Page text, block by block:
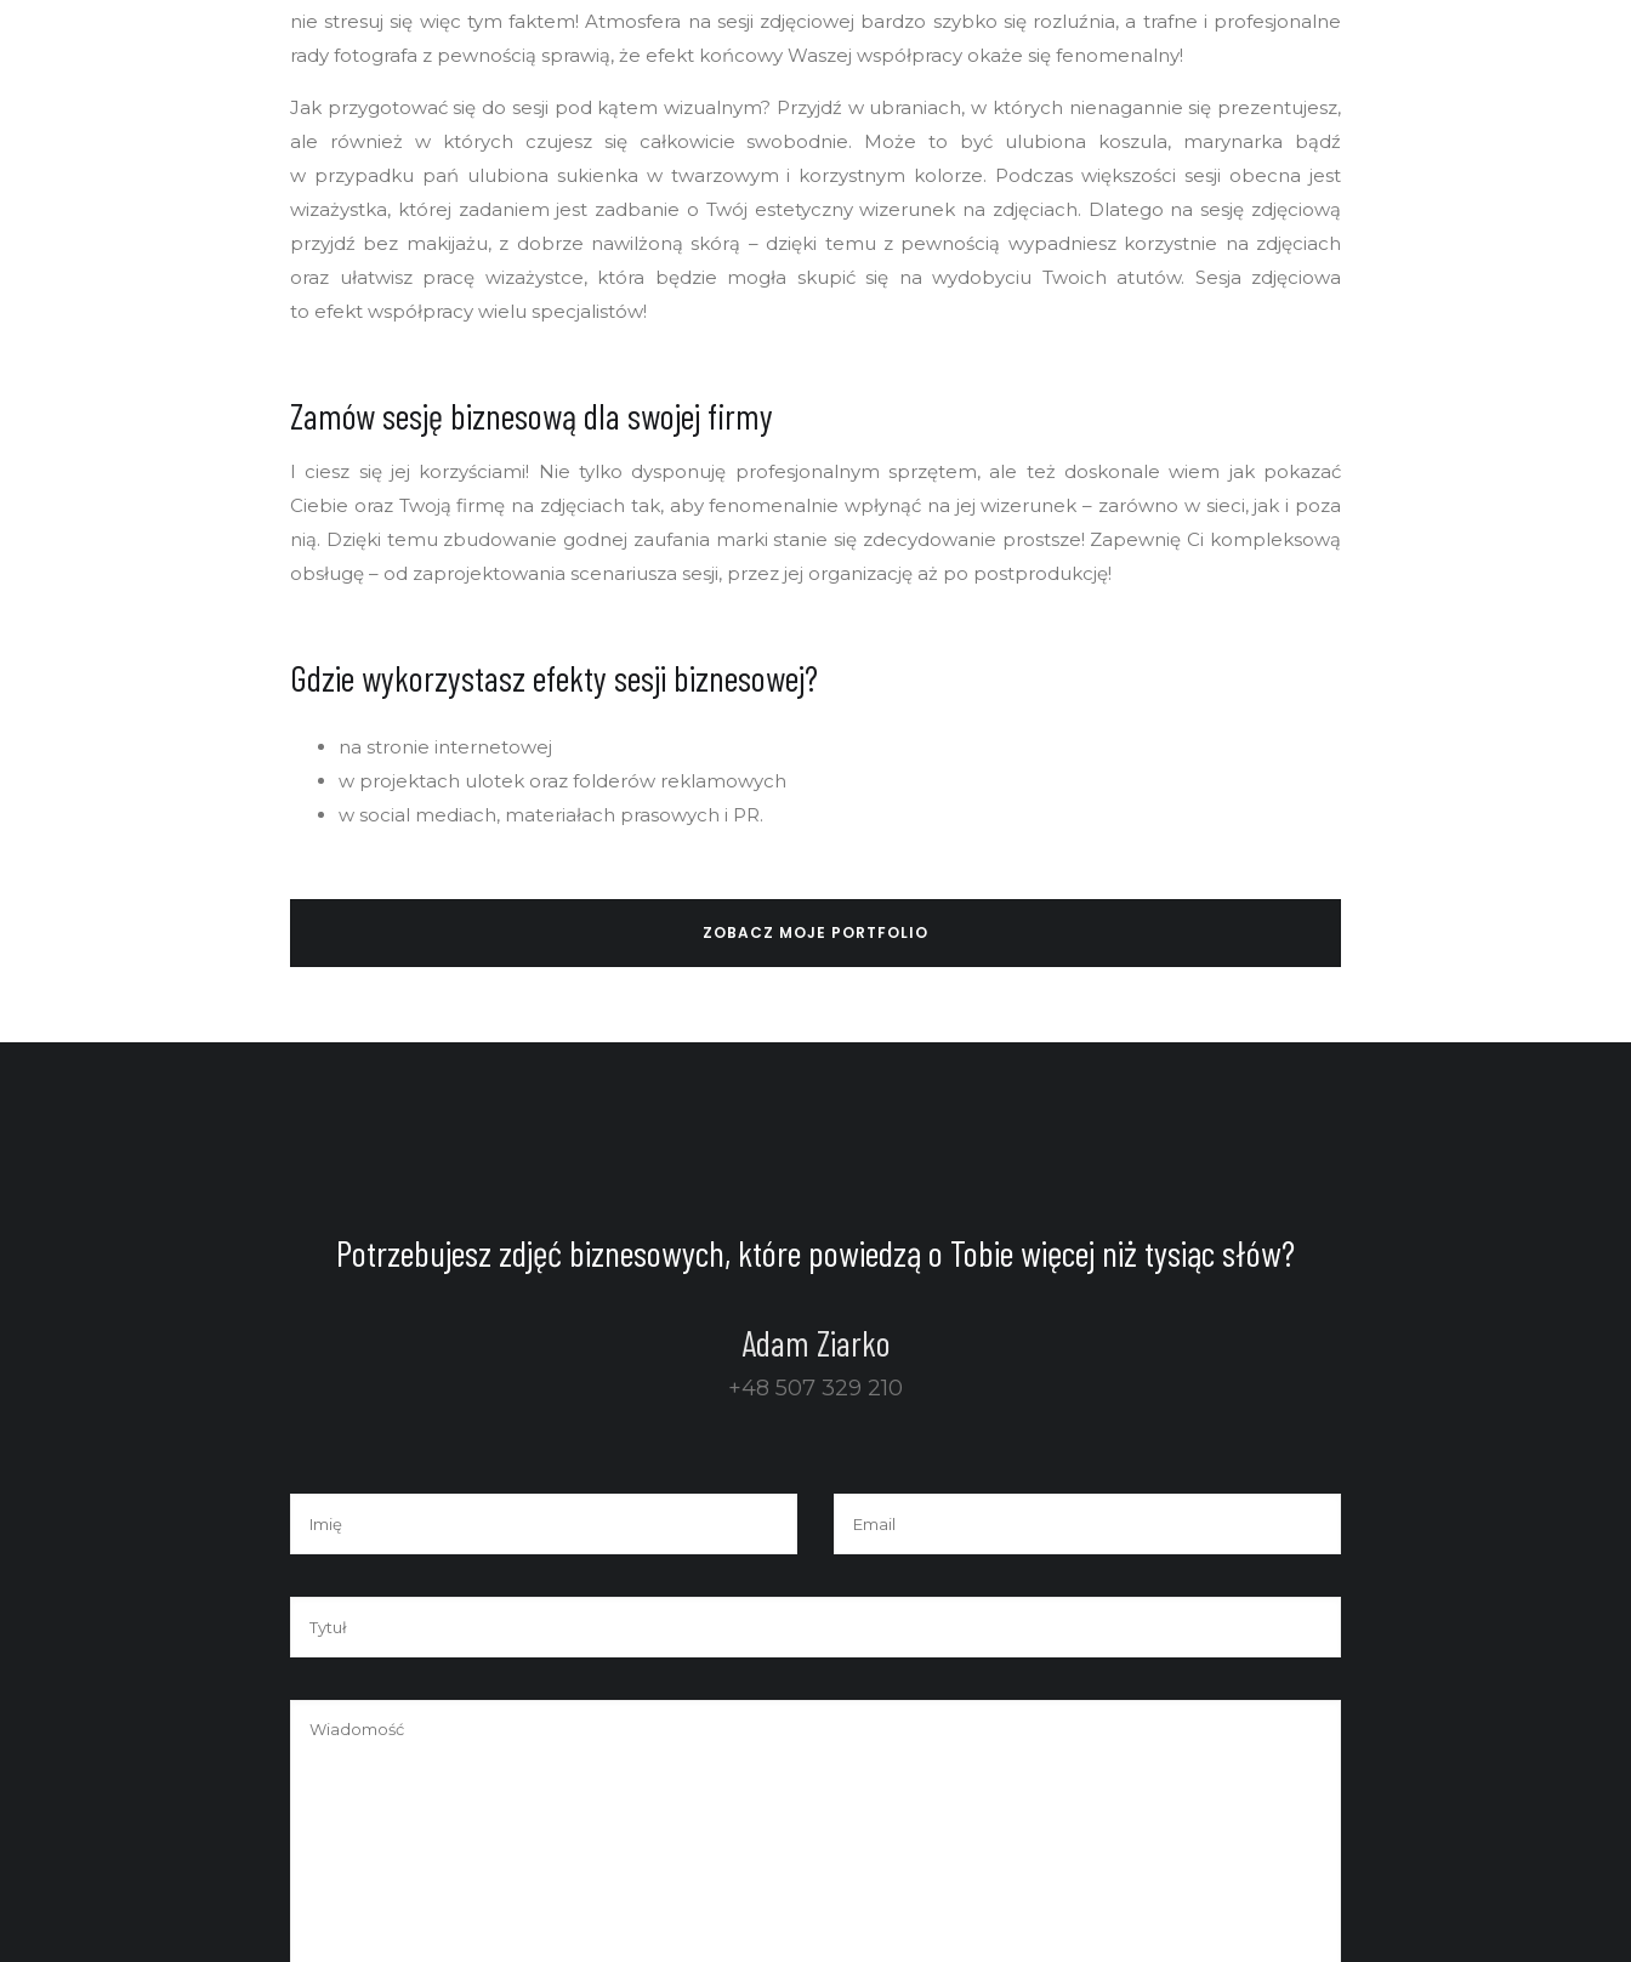
nie stresuj się więc tym faktem! Atmosfera na sesji zdjęciowej bardzo szybko się rozluźnia, a trafne i profesjonalne
rady fotografa z pewnością sprawią, że efekt końcowy Waszej współpracy okaże się fenomenalny!
Jak przygotować się do sesji pod kątem wizualnym? Przyjdź w ubraniach, w których nienagannie się prezentujesz,
ale również w których czujesz się całkowicie swobodnie. Może to być ulubiona koszula, marynarka bądź
w przypadku pań ulubiona sukienka w twarzowym i korzystnym kolorze. Podczas większości sesji obecna jest
wizażystka, której zadaniem jest zadbanie o Twój estetyczny wizerunek na zdjęciach. Dlatego na sesję zdjęciową
przyjdź bez makijażu, z dobrze nawilżoną skórą – dzięki temu z pewnością wypadniesz korzystnie na zdjęciach
oraz ułatwisz pracę wizażystce, która będzie mogła skupić się na wydobyciu Twoich atutów. Sesja zdjęciowa
to efekt współpracy wielu specjalistów!
Zamów sesję biznesową dla swojej firmy
I ciesz się jej korzyściami! Nie tylko dysponuję profesjonalnym sprzętem, ale też doskonale wiem jak pokazać
Ciebie oraz Twoją firmę na zdjęciach tak, aby fenomenalnie wpłynąć na jej wizerunek – zarówno w sieci, jak i poza
nią. Dzięki temu zbudowanie godnej zaufania marki stanie się zdecydowanie prostsze! Zapewnię Ci kompleksową
obsługę – od zaprojektowania scenariusza sesji, przez jej organizację aż po postprodukcję!
Gdzie wykorzystasz efekty sesji biznesowej?
na stronie internetowej
w projektach ulotek oraz folderów reklamowych
w social mediach, materiałach prasowych i PR.
ZOBACZ MOJE PORTFOLIO
Potrzebujesz zdjęć biznesowych, które powiedzą o Tobie więcej niż tysiąc słów?
Adam Ziarko
+48 507 329 210